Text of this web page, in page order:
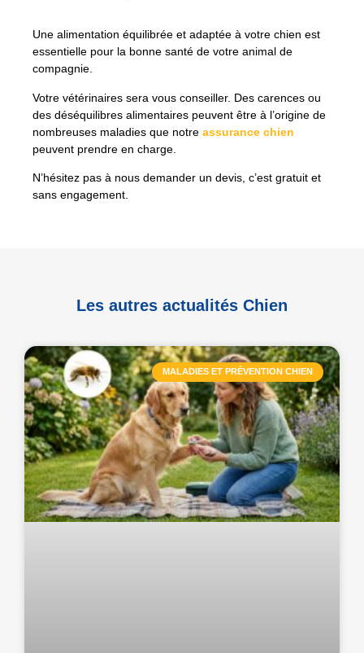
Une alimentation équilibrée et adaptée à votre chien est
essentielle pour la bonne santé de votre animal de
compagnie.
Votre vétérinaires sera vous conseiller. Des carences ou
des déséquilibres alimentaires peuvent être à l’origine de
nombreuses maladies que notre assurance chien
peuvent prendre en charge.
N’hésitez pas à nous demander un devis, c’est gratuit et
sans engagement.
Les autres actualités Chien
MALADIES ET PRÉVENTION CHIEN